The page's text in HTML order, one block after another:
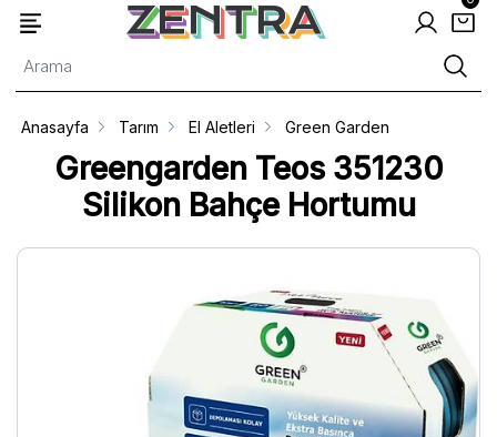
Greengarden Teos 351230
Silikon Bahçe Hortumu
Anasayfa Tarım El Aletleri Green Garden